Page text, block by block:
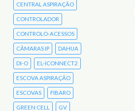
CENTRAL ASPIRAÇÃO
CONTROLADOR
CONTROLO-ACESSOS
CÂMARAS IP DAHUA
DI-O EL-ICONNECT2
ESCOVA ASPIRAÇÃO
ESCOVAS FIBARO
GREEN CELL GV